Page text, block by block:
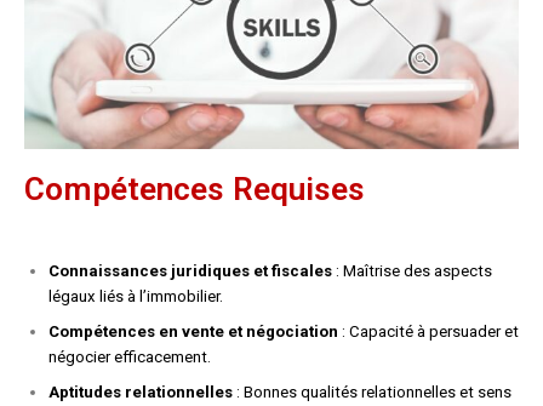
Compétences Requises
Connaissances juridiques et fiscales : Maîtrise des aspects
légaux liés à l’immobilier.
Compétences en vente et négociation : Capacité à persuader et
négocier efficacement.
Aptitudes relationnelles : Bonnes qualités relationnelles et sens